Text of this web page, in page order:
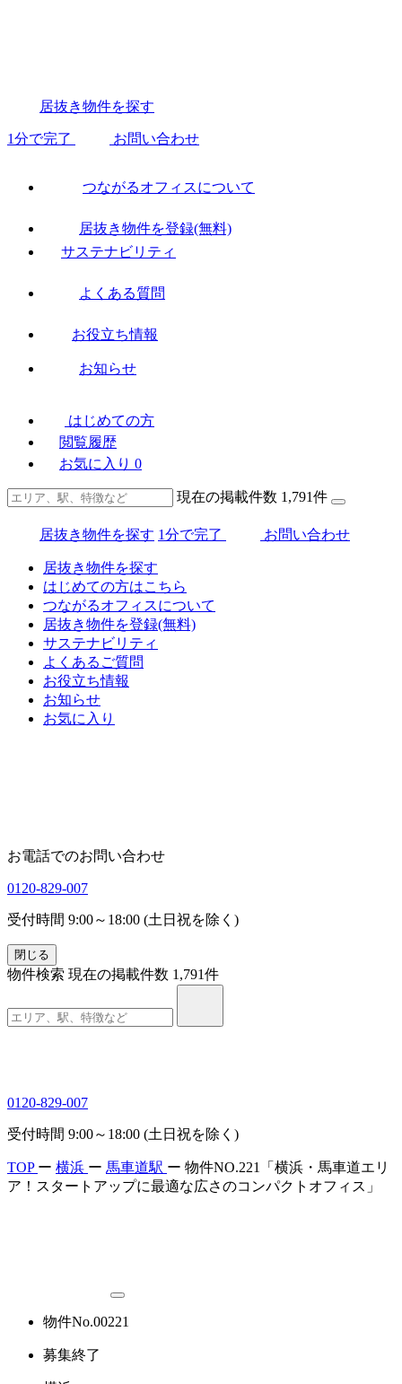
居抜き物件を探す
1分で完了 お問い合わせ
つながるオフィスについて
居抜き物件を登録(無料)
サステナビリティ
よくある質問
お役立ち情報
お知らせ
はじめての方
閲覧履歴
お気に入り 0
現在の掲載件数 1,791件
居抜き物件を探す 1分で完了 お問い合わせ
居抜き物件を探す
はじめての方はこちら
つながるオフィスについて
居抜き物件を登録(無料)
サステナビリティ
よくあるご質問
お役立ち情報
お知らせ
お気に入り
お電話でのお問い合わせ
0120-829-007
受付時間 9:00～18:00 (土日祝を除く)
閉じる
物件検索 現在の掲載件数 1,791件
0120-829-007
受付時間 9:00～18:00 (土日祝を除く)
TOP ー 横浜 ー 馬車道駅 ー 物件NO.221「横浜・馬車道エリ
ア！スタートアップに最適な広さのコンパクトオフィス」
物件No.00221
募集終了